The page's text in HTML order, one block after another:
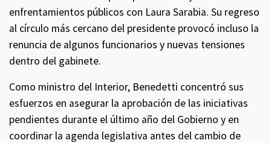
enfrentamientos públicos con Laura Sarabia. Su regreso
al círculo más cercano del presidente provocó incluso la
renuncia de algunos funcionarios y nuevas tensiones
dentro del gabinete.
Como ministro del Interior, Benedetti concentró sus
esfuerzos en asegurar la aprobación de las iniciativas
pendientes durante el último año del Gobierno y en
coordinar la agenda legislativa antes del cambio de